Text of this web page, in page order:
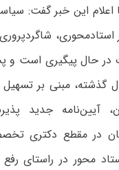
اعلام این خبر گفت:
استادمحوری،
در حال پیگیری است و
گذشته، مبنی بر تسهیل
آیین‌نامه جدید
در مقطع دکتری
محور در راستای